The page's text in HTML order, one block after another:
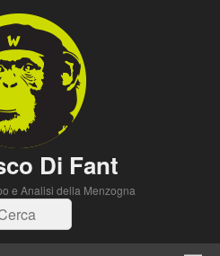
Di Fant
e Analisi della Menzogna